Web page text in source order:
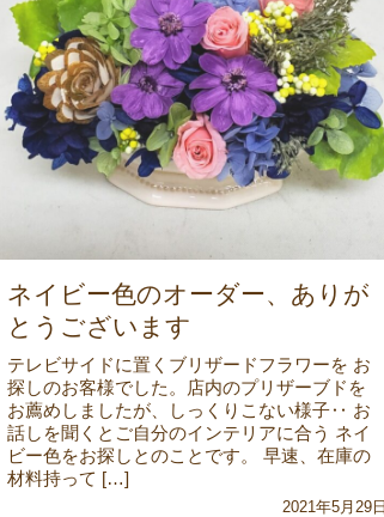
ネイビー色のオーダー、ありが
とうございます
テレビサイドに置くブリザードフラワーを お
探しのお客様でした。店内のプリザーブドを
お薦めしましたが、しっくりこない様子‥ お
話しを聞くとご自分のインテリアに合う ネイ
ビー色をお探しとのことです。 早速、在庫の
材料持って […]
2021年5月29